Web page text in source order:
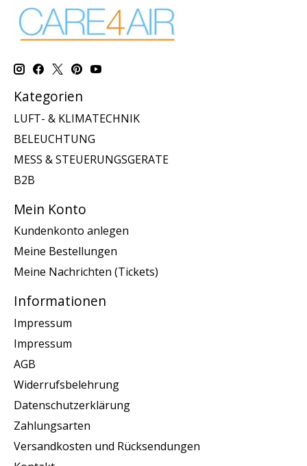
Kategorien
LUFT- & KLIMATECHNIK
BELEUCHTUNG
MESS & STEUERUNGSGERATE
B2B
Mein Konto
Kundenkonto anlegen
Meine Bestellungen
Meine Nachrichten (Tickets)
Informationen
Impressum
Impressum
AGB
Widerrufsbelehrung
Datenschutzerklärung
Zahlungsarten
Versandkosten und Rücksendungen